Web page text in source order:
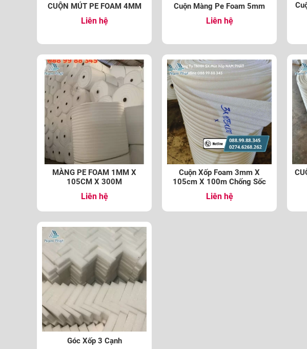
CUỘN MÚT PE FOAM 4MM
Liên hệ
Cuộn Màng Pe Foam 5mm
Liên hệ
MÀNG PE FOAM 1MM X
105CM X 300M
Liên hệ
Cuộn Xốp Foam 3mm X
105cm X 100m Chống Sốc
Liên hệ
Góc Xốp 3 Cạnh